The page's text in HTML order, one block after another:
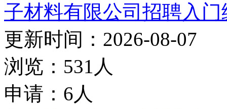
子材料有限公司招聘入
更新时间：2026-08-07
浏览：531人
申请：6人